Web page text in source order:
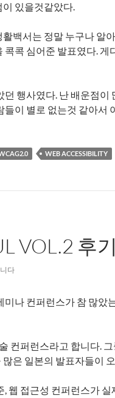
있을것같았다.
백서는 정말 누구나 알
콕 심어준 발표였다.
행사였다. 난 배운점이
이 별로 없는것 같아서
WEB ACCESSIBILITY
VOL.2 후기
다
미나 컨퍼런스가 참 많았
컨퍼런스라고 합니다.
은 일본의 발표자들이
웹 접근성 컨퍼런스가